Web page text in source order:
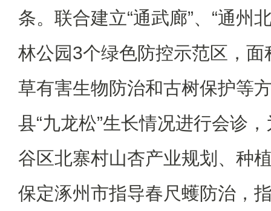
条。联合建立“通武廊”、“通州
林公园3个绿色防控示范区，
草有害生物防治和古树保护等
县“九龙松”生长情况进行会诊
谷区北寨村山杏产业规划、种
保定涿州市指导春尺蠖防治，